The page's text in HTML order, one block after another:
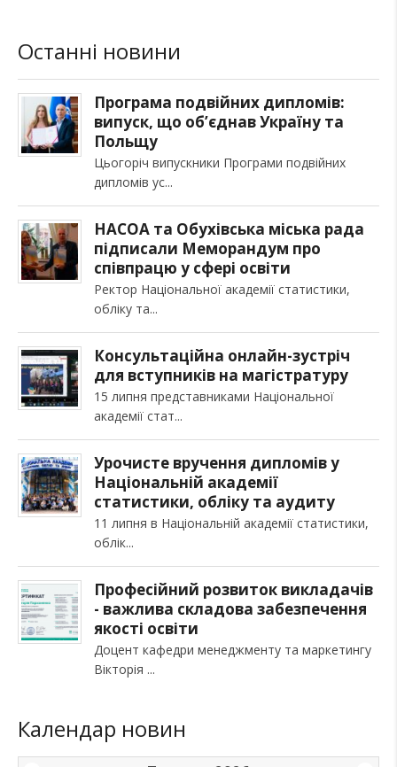
Останні новини
Програма подвійних дипломів:
випуск, що об’єднав Україну та
Польщу
Цьогоріч випускники Програми подвійних
дипломів ус
НАСОА та Обухівська міська рада
підписали Меморандум про
співпрацю у сфері освіти
Ректор Національної академії статистики,
обліку та
Консультаційна онлайн-зустріч
для вступників на магістратуру
15 липня представниками Національної
академії стат
Урочисте вручення дипломів у
Національній академії
статистики, обліку та аудиту
11 липня в Національній академії статистики,
облік
Професійний розвиток викладачів
- важлива складова забезпечення
якості освіти
Доцент кафедри менеджменту та маркетингу
Вікторія
Календар новин